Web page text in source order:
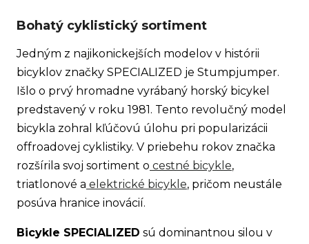
Bohatý cyklistický sortiment
Jedným z najikonickejších modelov v histórii
bicyklov značky SPECIALIZED je Stumpjumper.
Išlo o prvý hromadne vyrábaný horský bicykel
predstavený v roku 1981. Tento revolučný model
bicykla zohral kľúčovú úlohu pri popularizácii
offroadovej cyklistiky. V priebehu rokov značka
rozšírila svoj sortiment o cestné bicykle,
triatlonové a elektrické bicykle, pričom neustále
posúva hranice inovácií.
Bicykle SPECIALIZED sú dominantnou silou v
n
á
j
s
ť
?
Hľadať